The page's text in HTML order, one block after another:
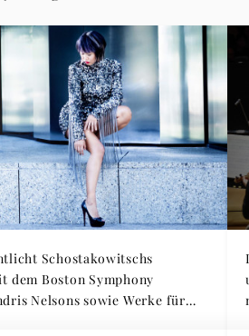
Schostakowitschs
dem Boston Symphony
sowie Werke für